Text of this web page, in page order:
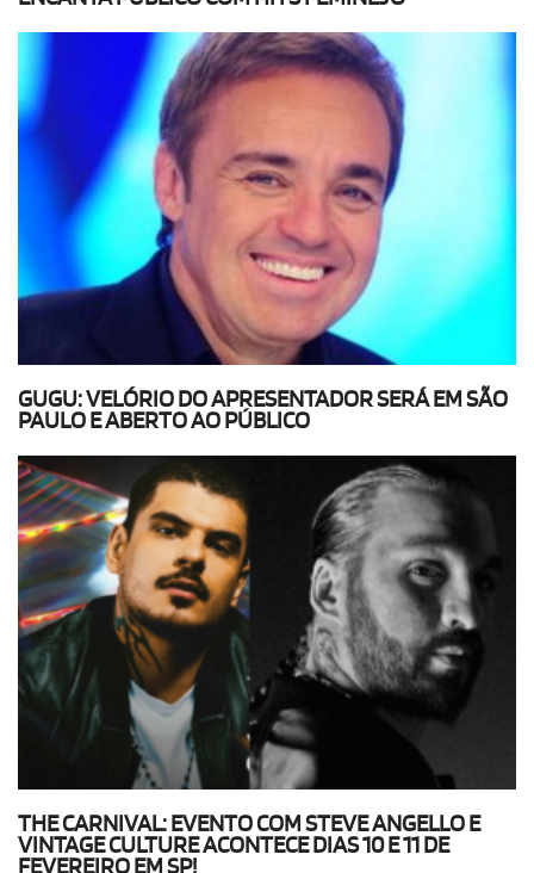
GUGU: VELÓRIO DO APRESENTADOR SERÁ EM SÃO
PAULO E ABERTO AO PÚBLICO
THE CARNIVAL: EVENTO COM STEVE ANGELLO E
VINTAGE CULTURE ACONTECE DIAS 10 E 11 DE
FEVEREIRO EM SP!